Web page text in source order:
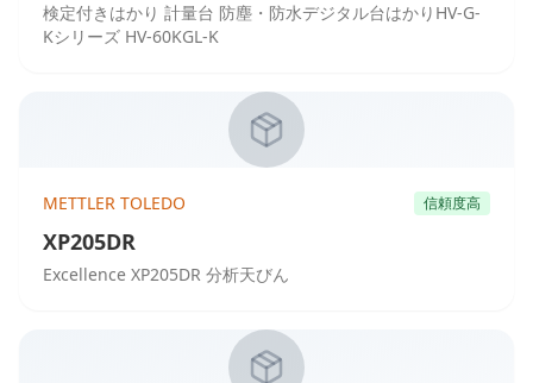
検定付きはかり 計量台 防塵・防水デジタル台はかりHV-G-
Kシリーズ HV-60KGL-K
METTLER TOLEDO 信頼度高
XP205DR
Excellence XP205DR 分析天びん